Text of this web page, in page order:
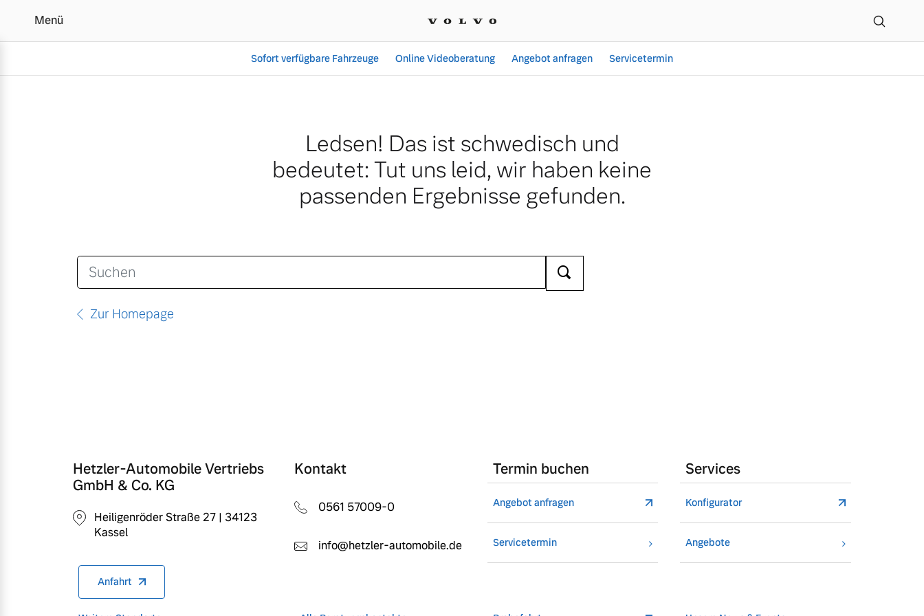
Menü
Sofort verfügbare Fahrzeuge Online Videoberatung Angebot anfragen Servicetermin
3 Modelle
Geschäftskunden
Editionsmodelle
Konnektivität
Aktuelle Angebote
Geschäftskunden
Volvo Gebrauchtwagenbörse
Über uns
Unser Team
Kontakt und Anfahrt
Ledsen! Das ist schwedisch und
bedeutet: Tut uns leid, wir haben keine
passenden Ergebnisse gefunden.
Zur Homepage
Hetzler-Automobile Vertriebs
GmbH & Co. KG
Heiligenröder Straße 27 | 34123
Kassel
Anfahrt
Kontakt
0561 57009-0
info@hetzler-automobile.de
Termin buchen
Angebot anfragen
Servicetermin
Services
Konfigurator
Angebote